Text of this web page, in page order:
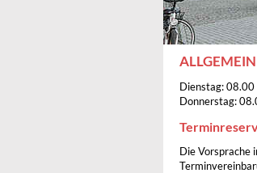
Dienstag:
Donnerstag:
Die Vorsprache